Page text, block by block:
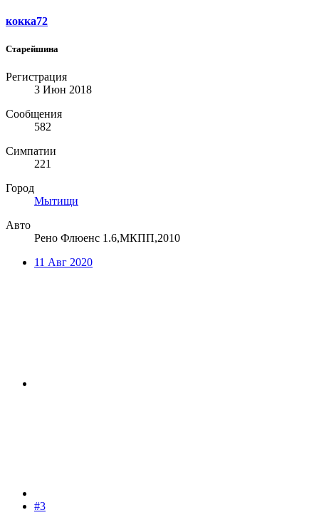
кокка72
Старейшина
Регистрация
3 Июн 2018
Сообщения
582
Симпатии
221
Город
Мытищи
Авто
Рено Флюенс 1.6,МКПП,2010
11 Авг 2020
#3